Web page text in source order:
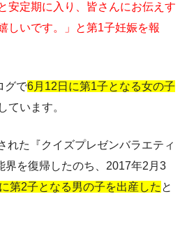
安定期に入り、皆さんにお伝えす
しいです。」と第1子妊娠を報
グで6月12日に第1子となる女の子
ています。
れた『クイズプレゼンバラエティ
界を復帰したのち、2017年2月3
第2子となる男の子を出産した と